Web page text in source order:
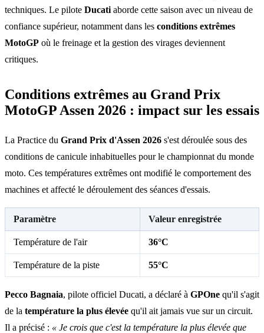
techniques. Le pilote Ducati aborde cette saison avec un niveau de
confiance supérieur, notamment dans les conditions extrêmes
MotoGP où le freinage et la gestion des virages deviennent
critiques.
Conditions extrêmes au Grand Prix
MotoGP Assen 2026 : impact sur les essais
La Practice du Grand Prix d'Assen 2026 s'est déroulée sous des
conditions de canicule inhabituelles pour le championnat du monde
moto. Ces températures extrêmes ont modifié le comportement des
machines et affecté le déroulement des séances d'essais.
Paramètre Valeur enregistrée
Température de l'air 36°C
Température de la piste 55°C
Pecco Bagnaia, pilote officiel Ducati, a déclaré à GPOne qu'il s'agit
de la température la plus élevée qu'il ait jamais vue sur un circuit.
Il a précisé : « Je crois que c'est la température la plus élevée que